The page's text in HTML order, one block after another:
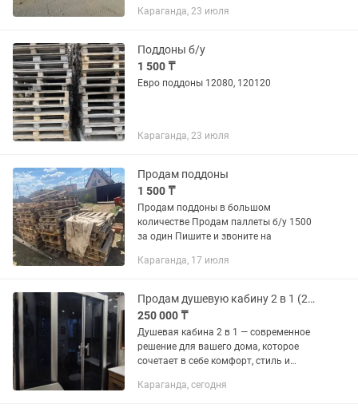
Караганда, 23 июля
Поддоны б/у
1 500 ₸
Евро поддоны 12080, 120120
Караганда, 23 июля
Продам поддоны
1 500 ₸
Продам поддоны в большом
количестве Продам паллеты б/у 1500
за один Пишите и звоните на
Караганда, 17 июля
Продам душевую кабину 2 в 1 (205х170)
250 000 ₸
Душевая кабина 2 в 1 — современное
решение для вашего дома, которое
сочетает в себе комфорт, стиль и
полностенное ограждение
Караганда, сегодня